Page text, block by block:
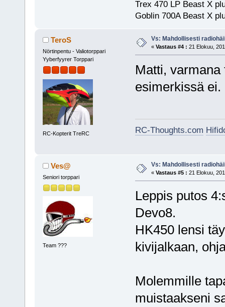
Trex 470 LP Beast X
Goblin 700A Beast X
TeroS
Nörtinpentu - Valiotorppari
Yyberfyyrer Torppari
RC-Kopterit TreRC
Vs: Mahdollisesti
« Vastaus #4 : 21 Elokuu,
Matti,
esimerkissä ei.
RC-Thoughts.com
Ves@
Seniori torppari
Team ???
Vs: Mahdollisesti
« Vastaus #5 : 21 Elokuu,
Leppis putos
Devo8.
HK450 lensi
kivijalkaan,
Molemmille
muistaakseni